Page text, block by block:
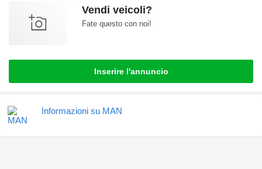
Vendi veicoli?
Fate questo con noi!
Inserire l'annuncio
Informazioni su MAN